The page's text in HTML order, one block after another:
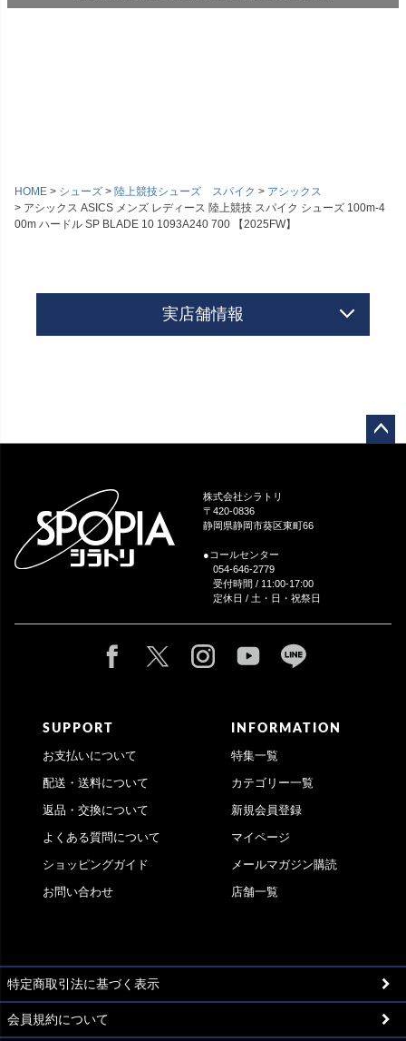
HOME シューズ 陸上競技シューズ スパイク
アシックス
アシックス ASICS メンズ レディース 陸上競技 スパイク シューズ 100m-4
00m ハードル SP BLADE 10 1093A240 700 【2025FW】
実店舗情報
株式会社シラトリ
〒420-0836
静岡県静岡市葵区東町66
●コールセンター
054-646-2779
受付時間 / 11:00-17:00
定休日 / 土・日・祝祭日
SUPPORT
お支払いについて
配送・送料について
返品・交換について
よくある質問について
ショッピングガイド
お問い合わせ
INFORMATION
特集一覧
カテゴリー一覧
新規会員登録
マイページ
メールマガジン購読
店舗一覧
特定商取引法に基づく表示
会員規約について